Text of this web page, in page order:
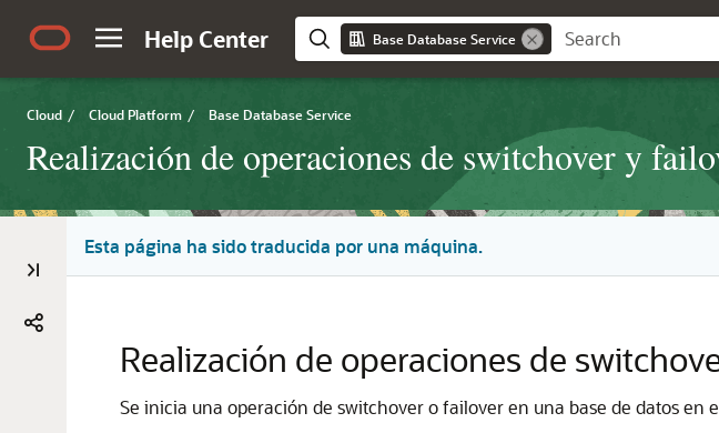
Help Center Base Database Service
Cloud / Cloud Platform / Base Database Service
Realización de operaciones de switchover y
Esta página ha sido traducida por una máquina.
Realización de operaciones de
Se inicia una operación de switchover o failover en una base de datos en